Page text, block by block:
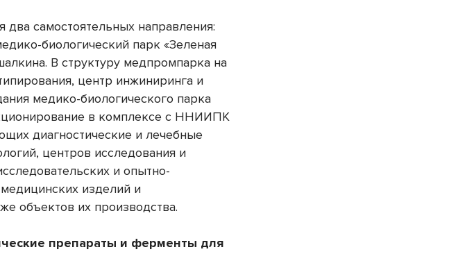
самостоятельных направления:
биологический парк «Зеленая
В структуру медпромпарка на
центр инжиниринга и
медико-биологического парка
в комплексе с ННИИПК
диагностические и лечебные
центров исследования и
и опытно-
изделий и
объектов их производства.
препараты и ферменты для